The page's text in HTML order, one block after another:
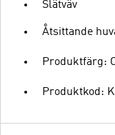
Slätväv
Åtsittande
Produktfärg:
Produktkod: